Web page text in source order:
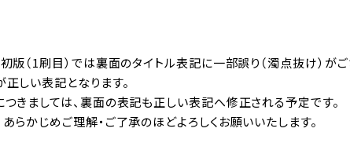
版（1刷目）では裏面のタイトル表記に一部誤り（濁点抜け）がご
しい表記となります。
つきましては、裏面の表記も正しい表記へ修正される予定です。
らかじめご理解・ご了承のほどよろしくお願いいたします。